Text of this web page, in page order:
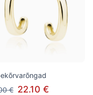
€ 22.10 €